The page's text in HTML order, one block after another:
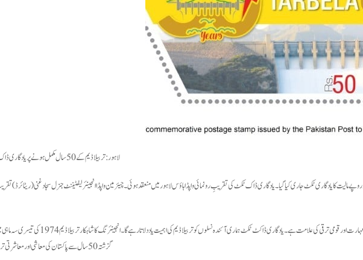
لاہور: تربیلاڈیم کے 50سال مکمل ہونے پر یاد گاری ڈاک ٹکٹ جاری کر دیا گیا۔
پاکستان پوسٹ کی جانب سے تربیلا ڈیم کے 50 سال مکمل ہونے پر 50 روپے مالیت کا یادگاری ٹکٹ جاری کیا گیا۔ یاد گاری ڈاک ٹکٹ کی تقریبِ رونمائی واپڈا ہاؤس لاہور میں منعقد ہوئی۔ چیئرمین واپڈا انجینئرلیفٹیننٹ جنرل سجاد
چئیرمین واپڈا کا کہنا تھا کہ تربیلا ڈیم پاکستان کی انجینئرنگ میں مہارت اور قومی ترقی کی علامت ہے۔ یاد
گزشتہ 50سال سے پاکستان کی معاشی اور معاشرتی ترقی کا اہم ترین جزو ہے۔